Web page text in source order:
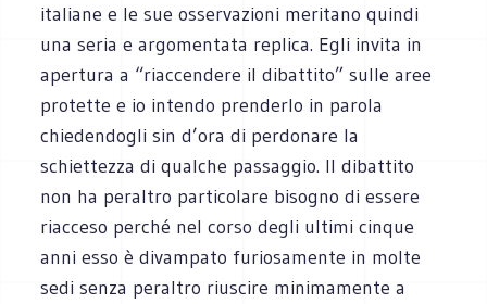
italiane e le sue osservazioni meritano quindi
una seria e argomentata replica. Egli invita in
apertura a “riaccendere il dibattito” sulle aree
protette e io intendo prenderlo in parola
chiedendogli sin d’ora di perdonare la
schiettezza di qualche passaggio. Il dibattito
non ha peraltro particolare bisogno di essere
riacceso perché nel corso degli ultimi cinque
anni esso è divampato furiosamente in molte
sedi senza peraltro riuscire minimamente a